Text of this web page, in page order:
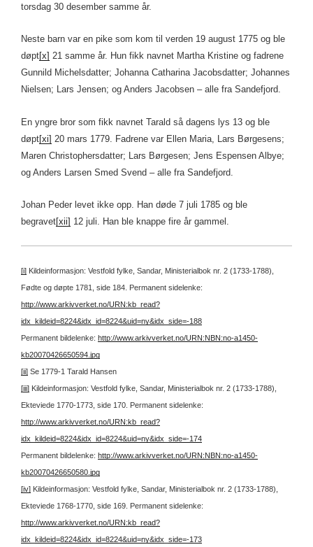
torsdag 30 desember samme år.
Neste barn var en pike som kom til verden 19 august 1775 og ble
døpt[x] 21 samme år. Hun fikk navnet Martha Kristine og fadrene
Gunnild Michelsdatter; Johanna Catharina Jacobsdatter; Johannes
Nielsen; Lars Jensen; og Anders Jacobsen – alle fra Sandefjord.
En yngre bror som fikk navnet Tarald så dagens lys 13 og ble
døpt[xi] 20 mars 1779. Fadrene var Ellen Maria, Lars Børgesens;
Maren Christophersdatter; Lars Børgesen; Jens Espensen Albye;
og Anders Larsen Smed Svend – alle fra Sandefjord.
Johan Peder levet ikke opp. Han døde 7 juli 1785 og ble
begravet[xii] 12 juli. Han ble knappe fire år gammel.
[i] Kildeinformasjon: Vestfold fylke, Sandar, Ministerialbok nr. 2 (1733-1788),
Fødte og døpte 1781, side 184. Permanent sidelenke:
http://www.arkivverket.no/URN:kb_read?
idx_kildeid=8224&idx_id=8224&uid=ny&idx_side=-188
Permanent bildelenke: http://www.arkivverket.no/URN:NBN:no-a1450-
kb20070426650594.jpg
[ii] Se 1779-1 Tarald Hansen
[iii] Kildeinformasjon: Vestfold fylke, Sandar, Ministerialbok nr. 2 (1733-1788),
Ekteviede 1770-1773, side 170. Permanent sidelenke:
http://www.arkivverket.no/URN:kb_read?
idx_kildeid=8224&idx_id=8224&uid=ny&idx_side=-174
Permanent bildelenke: http://www.arkivverket.no/URN:NBN:no-a1450-
kb20070426650580.jpg
[iv] Kildeinformasjon: Vestfold fylke, Sandar, Ministerialbok nr. 2 (1733-1788),
Ekteviede 1768-1770, side 169. Permanent sidelenke:
http://www.arkivverket.no/URN:kb_read?
idx_kildeid=8224&idx_id=8224&uid=ny&idx_side=-173